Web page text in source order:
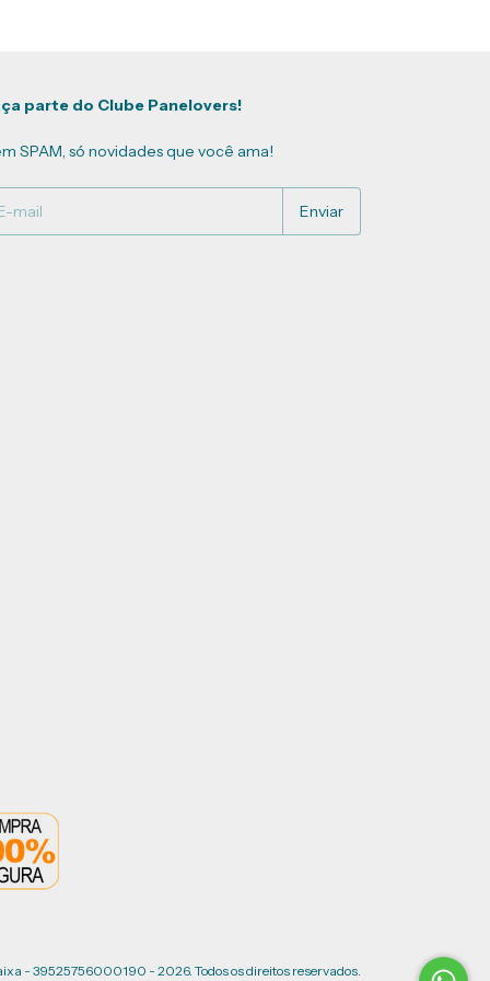
parte do Clube Panelovers!
SPAM, só novidades que você ama!
- 39525756000190 - 2026. Todos os direitos reservados.